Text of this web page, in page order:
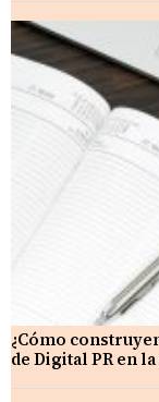
¿Cómo
de Digital PR en